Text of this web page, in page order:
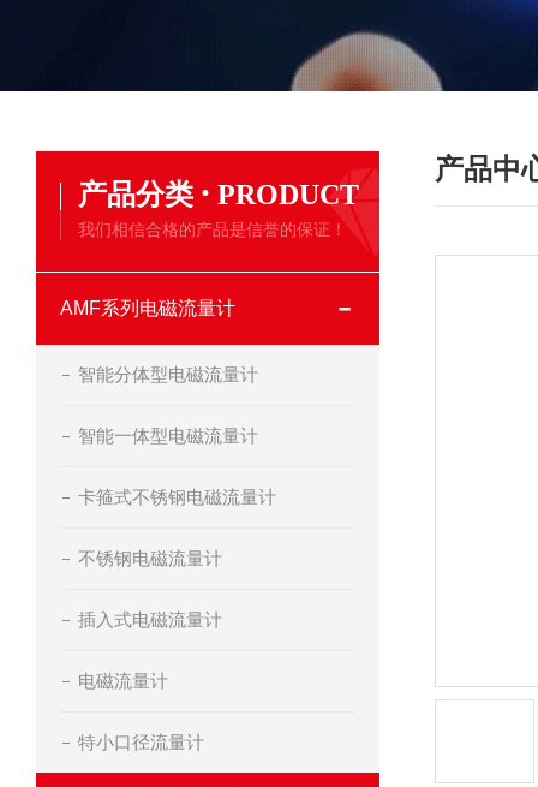
产品分类 · PRODUCT
我们相信合格的产品是信誉的保证！
AMF系列电磁流量计
智能分体型电磁流量计
智能一体型电磁流量计
卡箍式不锈钢电磁流量计
不锈钢电磁流量计
插入式电磁流量计
电磁流量计
特小口径流量计
产品中